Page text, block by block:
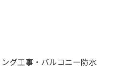
グ工事・バルコニー防水